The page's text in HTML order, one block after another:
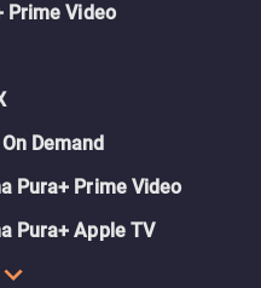
Prime Video
Demand
Pura+ Prime Video
Pura+ Apple TV